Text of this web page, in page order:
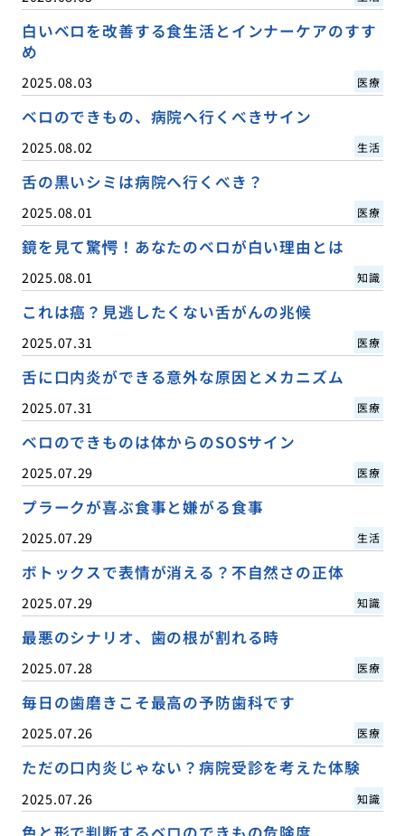
白いベロを改善する食生活とインナーケアのすす
め
2025.08.03 医療
ベロのできもの、病院へ行くべきサイン
2025.08.02 生活
舌の黒いシミは病院へ行くべき？
2025.08.01 医療
鏡を見て驚愕！あなたのベロが白い理由とは
2025.08.01 知識
これは癌？見逃したくない舌がんの兆候
2025.07.31 医療
舌に口内炎ができる意外な原因とメカニズム
2025.07.31 医療
ベロのできものは体からのSOSサイン
2025.07.29 医療
プラークが喜ぶ食事と嫌がる食事
2025.07.29 生活
ボトックスで表情が消える？不自然さの正体
2025.07.29 知識
最悪のシナリオ、歯の根が割れる時
2025.07.28 医療
毎日の歯磨きこそ最高の予防歯科です
2025.07.26 医療
ただの口内炎じゃない？病院受診を考えた体験
2025.07.26 知識